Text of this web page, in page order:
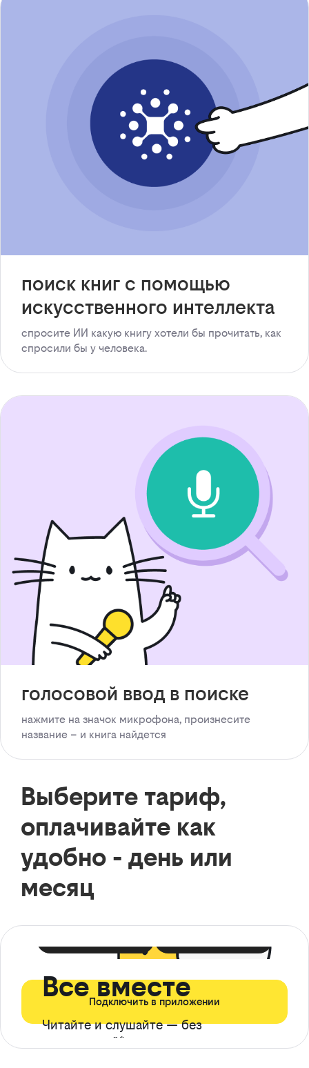
поиск книг с помощью
искусственного интеллекта
спросите ИИ какую книгу хотели бы прочитать, как
спросили бы у человека.
голосовой ввод в поиске
нажмите на значок микрофона, произнесите
название – и книга найдется
Выберите тариф,
оплачивайте как
удобно - день или
месяц
Все вместе
Читайте и слушайте — без
ограничений*
Подключить в приложении